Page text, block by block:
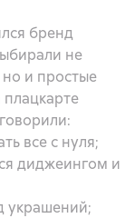
бренд
не
но и простые
все с нуля;
диджеингом и
украшений;